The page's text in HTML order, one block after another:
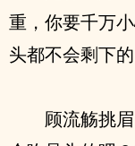
重，你要千万
头都不会剩下
顾流觞挑